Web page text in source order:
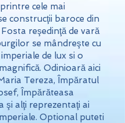
cele mai
construcţii baroce din
reşedinţă de vară
se mândreşte cu
de lux si o
Odinioară aici
Tereza, Împăratul
Împărăteasa
şi alţi reprezentaţi ai
Optional puteti